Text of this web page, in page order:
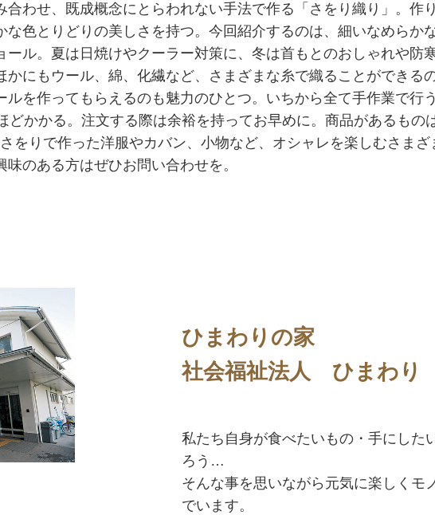
合わせ、既成概念にとらわれない手法で作る「さをり織り」。作
な色とりどりの美しさを持つ。今回紹介するのは、細いなめらか
ール。夏は日焼けやクーラー対策に、冬は首もとのおしゃれや防
かにもウール、綿、化繊など、さまざまな糸で織ることができる
ルを作ってもらえるのも魅力のひとつ。いちから全て手作業で行
どかかる。注文する際は余裕を持ってお早めに。商品があるもの
をりで作った洋服やカバン、小物など、オシャレを楽しむさまざ
のある方はぜひお問い合わせを。
ひまわりの家
社会福祉法人 ひまわり
私たち自身が食べたいもの・手にした
ろう…
そんな事を思いながら元気に楽しくモ
でいます。